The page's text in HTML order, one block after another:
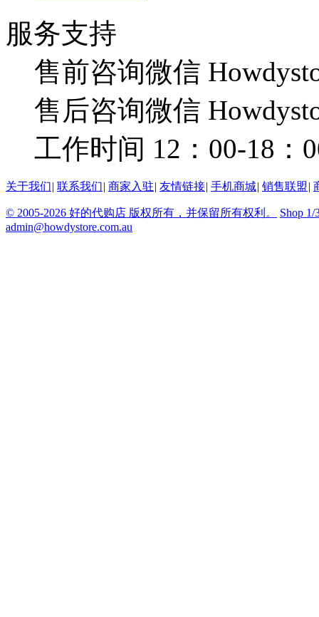
服务支持
售前咨询微信
售后咨询微信
工作时间 12：00-18：
关于我们| 联系我们| 商家入驻| 友情链接| 手机商城| 销售联盟|
© 2005-2026 好的代购店 版权所有，并保留所有权利。
Shop 1/
admin@howdystore.com.au